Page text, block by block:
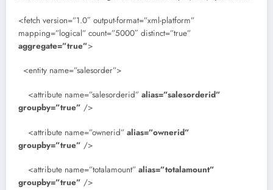
<fetch version=”1.0″ output-format=”xml-platform”
mapping=”logical” count=”5000″ distinct=”true”
aggregate=”true”>
<entity name=”salesorder”>
<attribute name=”salesorderid” alias=”salesorderid”
groupby=”true” />
<attribute name=”ownerid” alias=”ownerid”
groupby=”true” />
<attribute name=”totalamount” alias=”totalamount”
groupby=”true” />